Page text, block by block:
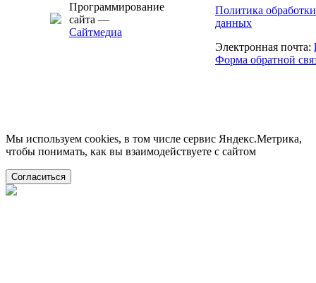
Программирование
сайта —
Сайтмедиа
Политика
данных
Электронная почта:
Форма обратной
Мы используем cookies, в том числе сервис Яндекс.Метрика,
чтобы понимать, как вы взаимодействуете с сайтом
Согласиться